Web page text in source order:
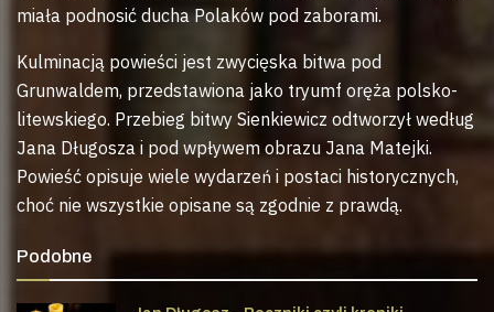
miała podnosić ducha Polaków pod zaborami.
Kulminacją powieści jest zwycięska bitwa pod
Grunwaldem, przedstawiona jako tryumf oręża polsko-
litewskiego. Przebieg bitwy Sienkiewicz odtworzył według
Jana Długosza i pod wpływem obrazu Jana Matejki.
Powieść opisuje wiele wydarzeń i postaci historycznych,
choć nie wszystkie opisane są zgodnie z prawdą.
Podobne